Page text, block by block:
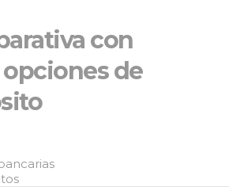
con
de